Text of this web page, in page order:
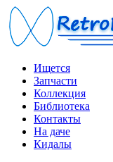
Ищется
Запчасти
Коллекция
Библиотека
Контакты
На даче
Кидалы